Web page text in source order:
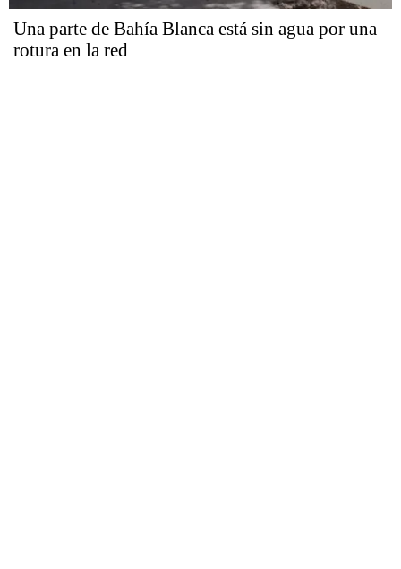
Una parte de Bahía Blanca está sin agua por una
rotura en la red